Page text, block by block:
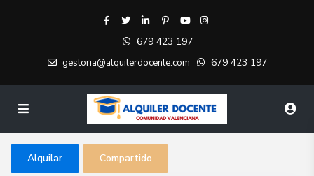
679 423 197
gestoria@alquilerdocente.com 679 423 197
Alquilar Compartido